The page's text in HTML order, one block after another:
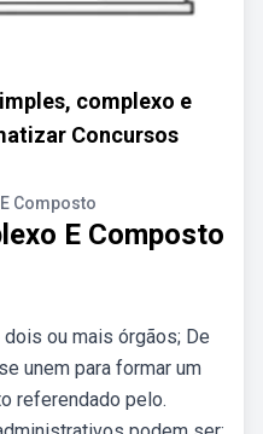
complexo e
Concursos
Composto
E Composto
ou mais órgãos; De
unem para formar um
referendado pelo.